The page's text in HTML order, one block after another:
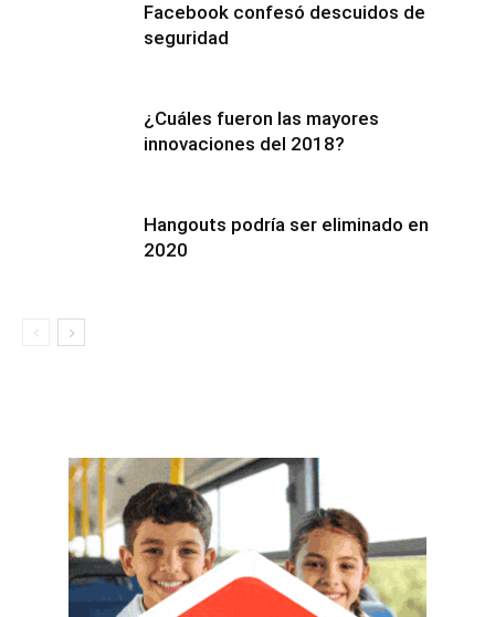
Facebook confesó descuidos de
seguridad
¿Cuáles fueron las mayores
innovaciones del 2018?
Hangouts podría ser eliminado en
2020